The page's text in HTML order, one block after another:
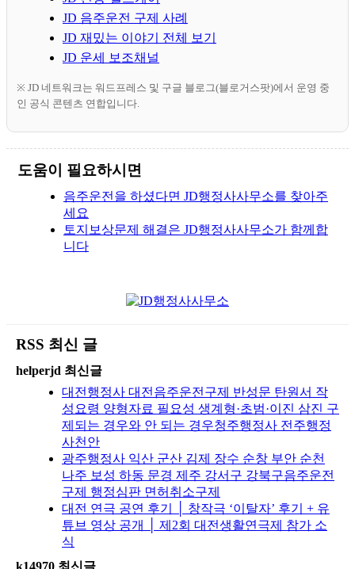
JD 음주운전 구제 사례
JD 재밌는 이야기 전체 보기
JD 운세 보조채널
※ JD 네트워크는 워드프레스 및 구글 블로그(블로거스팟)에서 운영 중
인 공식 콘텐츠 연합입니다.
도움이 필요하시면
음주운전을 하셨다면 JD행정사사무소를 찾아주
세요
토지보상문제 해결은 JD행정사사무소가 함께합
니다
RSS 최신 글
helperjd 최신글
대전행정사 대전음주운전구제 반성문 탄원서 작
성요령 양형자료 필요성 생계형·초범·이진 삼진 구
제되는 경우와 안 되는 경우청주행정사 전주행정
사천안
광주행정사 익산 군산 김제 장수 순창 부안 순천
나주 보성 하동 문경 제주 강서구 강북구음주운전
구제 행정심판 면허취소구제
대전 연극 공연 후기 │ 창작극 ‘이탈자’ 후기 + 유
튜브 영상 공개 │ 제2회 대전생활연극제 참가 소
식
k14970 최신글